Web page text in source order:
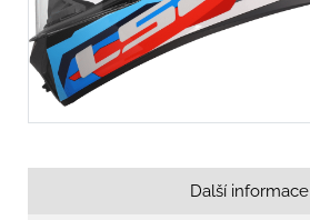
Další informace